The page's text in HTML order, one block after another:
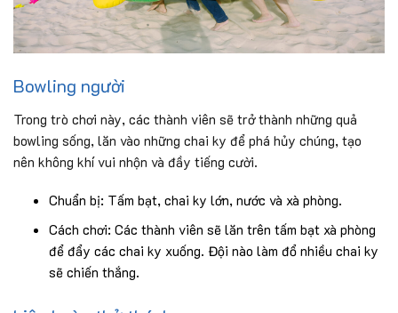
Bowling người
Trong trò chơi này, các thành viên sẽ trở thành những quả
bowling sống, lăn vào những chai ky để phá hủy chúng, tạo
nên không khí vui nhộn và đầy tiếng cười.
Chuẩn bị: Tấm bạt, chai ky lớn, nước và xà phòng.
Cách chơi: Các thành viên sẽ lăn trên tấm bạt xà phòng
để đẩy các chai ky xuống. Đội nào làm đổ nhiều chai ky
sẽ chiến thắng.